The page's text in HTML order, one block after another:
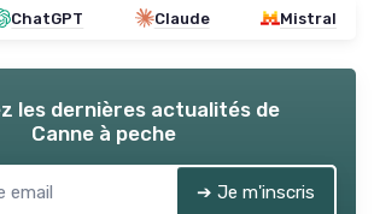
ChatGPT Claude Mistral
les dernières actualités de
Canne à peche
➔ Je m'inscris